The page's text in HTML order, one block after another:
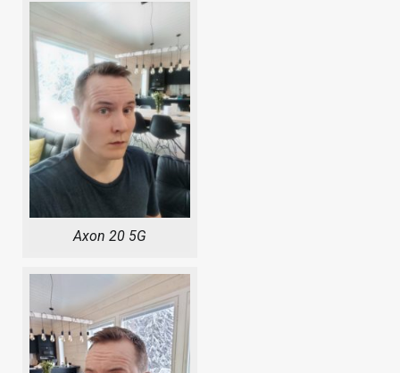
Axon 20 5G